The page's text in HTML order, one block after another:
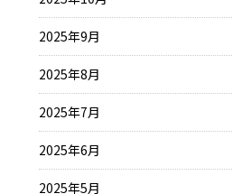
2025年9月
2025年8月
2025年7月
2025年6月
2025年5月